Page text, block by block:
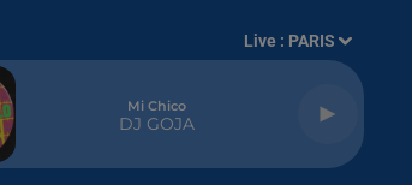
Live : PARIS
Mi Chico
DJ GOJA